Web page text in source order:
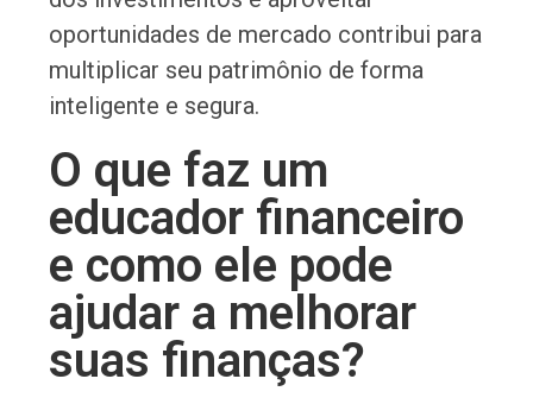
oportunidades de mercado contribui para
multiplicar seu patrimônio de forma
inteligente e segura.
O que faz um
educador financeiro
e como ele pode
ajudar a melhorar
suas finanças?